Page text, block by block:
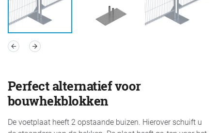
Perfect alternatief voor
bouwhekblokken
De voetplaat heeft 2 opstaande buizen. Hierover schuift u